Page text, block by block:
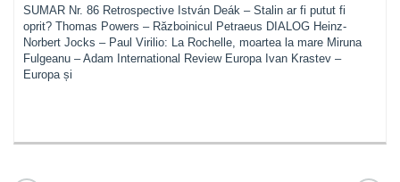
SUMAR Nr. 86 Retrospective István Deák – Stalin ar fi putut fi
oprit? Thomas Powers – Războinicul Petraeus DIALOG Heinz-
Norbert Jocks – Paul Virilio: La Rochelle, moartea la mare Miruna
Fulgeanu – Adam International Review Europa Ivan Krastev –
Europa și